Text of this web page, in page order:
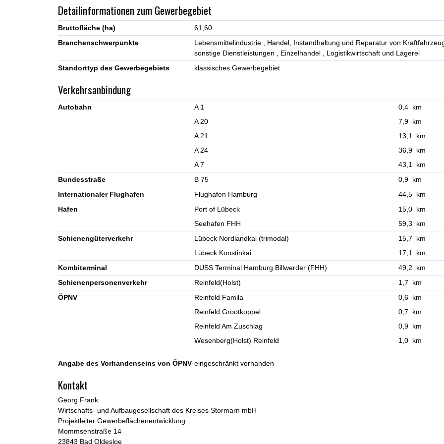
Detailinformationen zum Gewerbegebiet
Bruttofläche (ha)
61,60
Branchenschwerpunkte
Lebensmittelindustrie
Handel, Instandhaltung und Reparatur von
sonstige Dienstleistungen
Einzelhandel
Logistikwirtschaft und Lagerei
Standorttyp des Gewerbegebiets
klassisches Gewerbegebiet
Verkehrsanbindung
Autobahn A 1
0,4 km
A 20
7,9 km
A 21
13,1 km
A 24
36,9 km
A 7
43,1 km
Bundesstraße
B 75
0,9 km
Internationaler Flughafen
Flughafen Hamburg
44,5 km
Hafen
Port of Lübeck
15,0 km
Seehafen FHH
59,3 km
Schienengüterverkehr
Lübeck Nordlandkai (trimodal)
15,7 km
Lübeck Konstinkai
17,1 km
Kombiterminal
DUSS Terminal Hamburg Billwerder (FHH)
49,2 km
Schienenpersonenverkehr
Reinfeld(Holst)
1,7 km
ÖPNV
Reinfeld Famila
0,6 km
Reinfeld Grootkoppel
0,7 km
Reinfeld Am Zuschlag
0,9 km
Wesenberg(Holst) Reinfeld
1,0 km
Angabe des Vorhandenseins von ÖPNV eingeschränkt vorhanden
Kontakt
Georg Frank
Wirtschafts- und Aufbaugesellschaft des Kreises Stormarn mbH
Projektleiter Gewerbeflächenentwicklung
Mommsenstraße 14
23843 Bad Oldesloe